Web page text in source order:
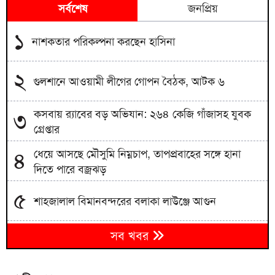
সর্বশেষ জনপ্রিয়
১ নাশকতার পরিকল্পনা করছেন হাসিনা
২ গুলশানে আওয়ামী লীগের গোপন বৈঠক, আটক ৬
৩ কসবায় র‍্যাবের বড় অভিযান: ২৬৪ কেজি গাঁজাসহ যুবক
গ্রেপ্তার
৪
ধেয়ে আসছে মৌসুমি নিম্নচাপ, তাপপ্রবাহের সঙ্গে হানা
দিতে পারে বজ্রঝড়
৫ শাহজালাল বিমানবন্দরের বলাকা লাউঞ্জে আগুন
৬ মন্ত্রিসভায় রদবদল, আসছে নতুন মুখ
সব খবর